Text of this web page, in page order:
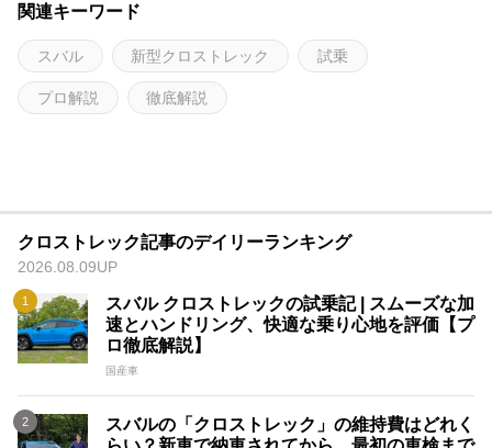
関連キーワード
スバル 新型クロストレック 試乗
プロ解説 徹底解説
クロストレック記事のデイリーランキング
2026.08.09UP
スバル クロストレックの試乗記 | スムーズな加
速とハンドリング、快適な乗り心地を評価【プ
ロ徹底解説】
国産車
スバルの「クロストレック」の維持費はどれく